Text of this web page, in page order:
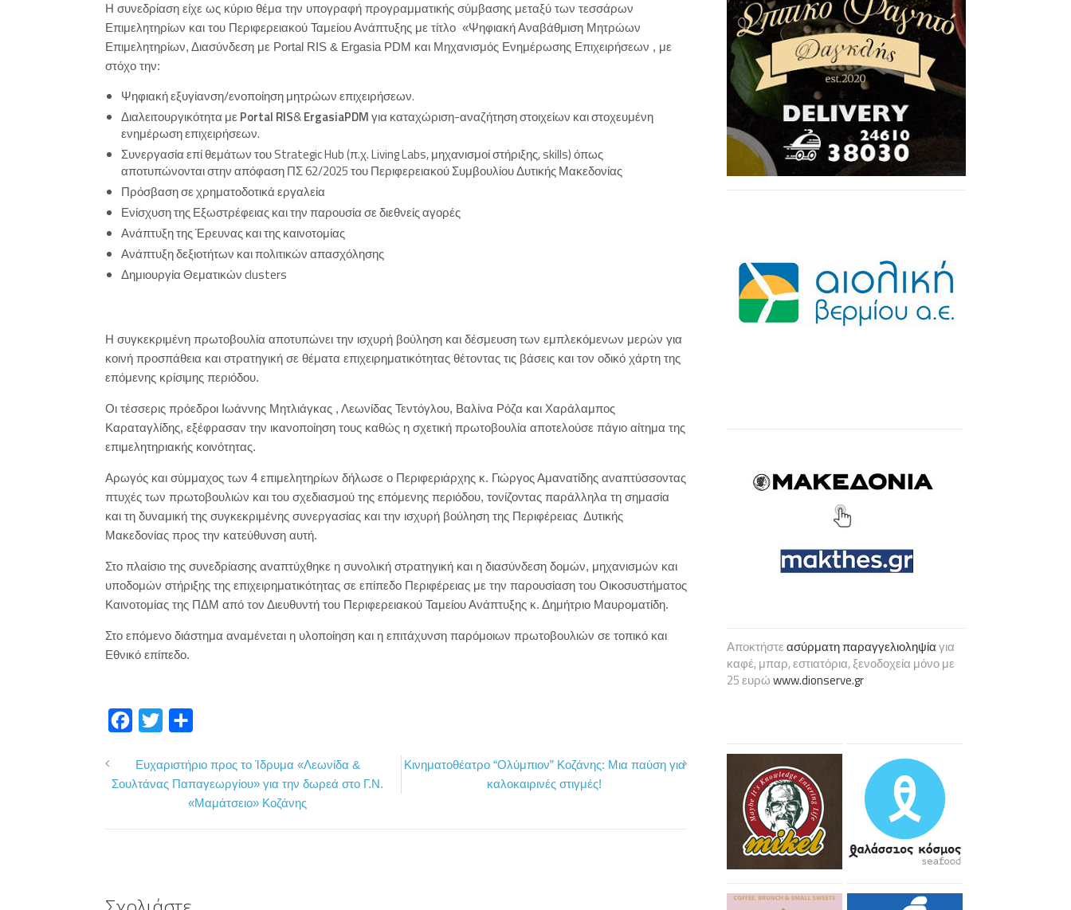
Η συνεδρίαση είχε ως κύριο θέμα την υπογραφή προγραμματικής σύμβασης μεταξύ των τεσσάρων
Επιμελητηρίων και του Περιφερειακού Ταμείου Ανάπτυξης με τίτλο «Ψηφιακή Αναβάθμιση Μητρώων
Επιμελητηρίων, Διασύνδεση με Portal RIS & Ergasia PDM και Μηχανισμός Ενημέρωσης Επιχειρήσεων , με
στόχο την:
Ψηφιακή εξυγίανση/ενοποίηση μητρώων επιχειρήσεων.
Διαλειτουργικότητα μεPortal RIS&ErgasiaPDMγια καταχώριση-αναζήτηση στοιχείων και στοχευμένη
ενημέρωση επιχειρήσεων.
Συνεργασία επί θεμάτων του Strategic Hub (π.χ. Living Labs, μηχανισμοί στήριξης, skills) όπως
αποτυπώνονται στην απόφαση ΠΣ 62/2025 του Περιφερειακού Συμβουλίου Δυτικής Μακεδονίας
Πρόσβαση σε χρηματοδοτικά εργαλεία
Ενίσχυση της Εξωστρέφειας και την παρουσία σε διεθνείς αγορές
Ανάπτυξη της Έρευνας και της καινοτομίας
Ανάπτυξη δεξιοτήτων και πολιτικών απασχόλησης
Δημιουργία Θεματικών clusters
Η συγκεκριμένη πρωτοβουλία αποτυπώνει την ισχυρή βούληση και δέσμευση των εμπλεκόμενων μερών για
κοινή προσπάθεια και στρατηγική σε θέματα επιχειρηματικότητας θέτοντας τις βάσεις και τον οδικό χάρτη της
επόμενης κρίσιμης περιόδου.
Οι τέσσερις πρόεδροι Ιωάννης Μητλιάγκας , Λεωνίδας Τεντόγλου, Βαλίνα Ρόζα και Χαράλαμπος
Καραταγλίδης, εξέφρασαν την ικανοποίηση τους καθώς η σχετική πρωτοβουλία αποτελούσε πάγιο αίτημα της
επιμελητηριακής κοινότητας.
Αρωγός και σύμμαχος των 4 επιμελητηρίων δήλωσε ο Περιφεριάρχης κ. Γιώργος Αμανατίδης αναπτύσσοντας
πτυχές των πρωτοβουλιών και του σχεδιασμού της επόμενης περιόδου, τονίζοντας παράλληλα τη σημασία
και τη δυναμική της συγκεκριμένης συνεργασίας και την ισχυρή βούληση της Περιφέρειας Δυτικής
Μακεδονίας προς την κατεύθυνση αυτή.
Στο πλαίσιο της συνεδρίασης αναπτύχθηκε η συνολική στρατηγική και η διασύνδεση δομών, μηχανισμών και
υποδομών στήριξης της επιχειρηματικότητας σε επίπεδο Περιφέρειας με την παρουσίαση του Οικοσυστήματος
Καινοτομίας της ΠΔΜ από τον Διευθυντή του Περιφερειακού Ταμείου Ανάπτυξης κ. Δημήτριο Μαυροματίδη.
Στο επόμενο διάστημα αναμένεται η υλοποίηση και η επιτάχυνση παρόμοιων πρωτοβουλιών σε τοπικό και
Εθνικό επίπεδο.
c
e
i
t
ι
ρ
Ευχαριστήριο προς το Ίδρυμα «Λεωνίδα &
Σουλτάνας Παπαγεωργίου» για την δωρεά στο Γ.Ν.
«Μαμάτσειο» Κοζάνης
Κινηματοθέατρο “Ολύμπιον” Κοζάνης: Μια παύση για
καλοκαιρινές στιγμές!
Αποκτήστεασύρματη παραγγελιοληψίαγια
καφέ, μπαρ, εστιατόρια, ξενοδοχεία μόνο με
25 ευρώwww.dionserve.gr